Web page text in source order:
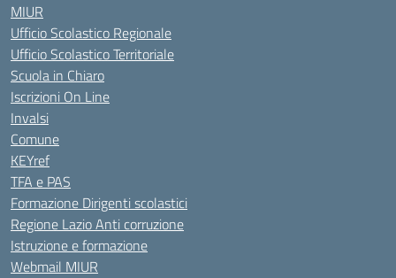
MIUR
Ufficio Scolastico Regionale
Ufficio Scolastico Territoriale
Scuola in Chiaro
Iscrizioni On Line
Invalsi
Comune
KEYref
TFA e PAS
Formazione Dirigenti scolastici
Regione Lazio Anti corruzione
Istruzione e formazione
Webmail MIUR